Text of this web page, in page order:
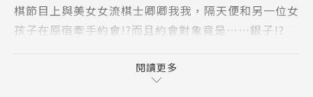
棋節目上與美女女流棋士卿卿我我，隔天便和另一位女
孩子在原宿牽手約會!?而且約會對象竟是……銀子!?
人生最為熾熱的夏天，就此揭開序幕。
閱讀更多